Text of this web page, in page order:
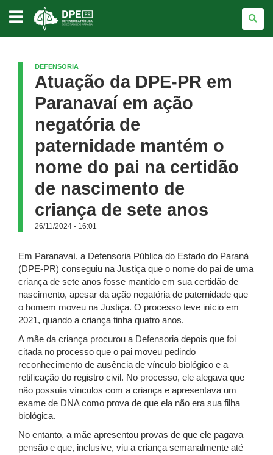
DEFENSORIA
PÚBLICA
DO
ESTADO
DEFENSORIA
Atuação da DPE-PR em
Paranavaí em ação
negatória de
paternidade mantém o
nome do pai na certidão
de nascimento de
criança de sete anos
26/11/2024 - 16:01
Em Paranavaí, a Defensoria Pública do Estado do Paraná
(DPE-PR) conseguiu na Justiça que o nome do pai de uma
criança de sete anos fosse mantido em sua certidão de
nascimento, apesar da ação negatória de paternidade que
o homem moveu na Justiça. O processo teve início em
2021, quando a criança tinha quatro anos.
A mãe da criança procurou a Defensoria depois que foi
citada no processo que o pai moveu pedindo
reconhecimento de ausência de vínculo biológico e a
retificação do registro civil. No processo, ele alegava que
não possuía vínculos com a criança e apresentava um
exame de DNA como prova de que ela não era sua filha
biológica.
No entanto, a mãe apresentou provas de que ele pagava
pensão e que, inclusive, viu a criança semanalmente até